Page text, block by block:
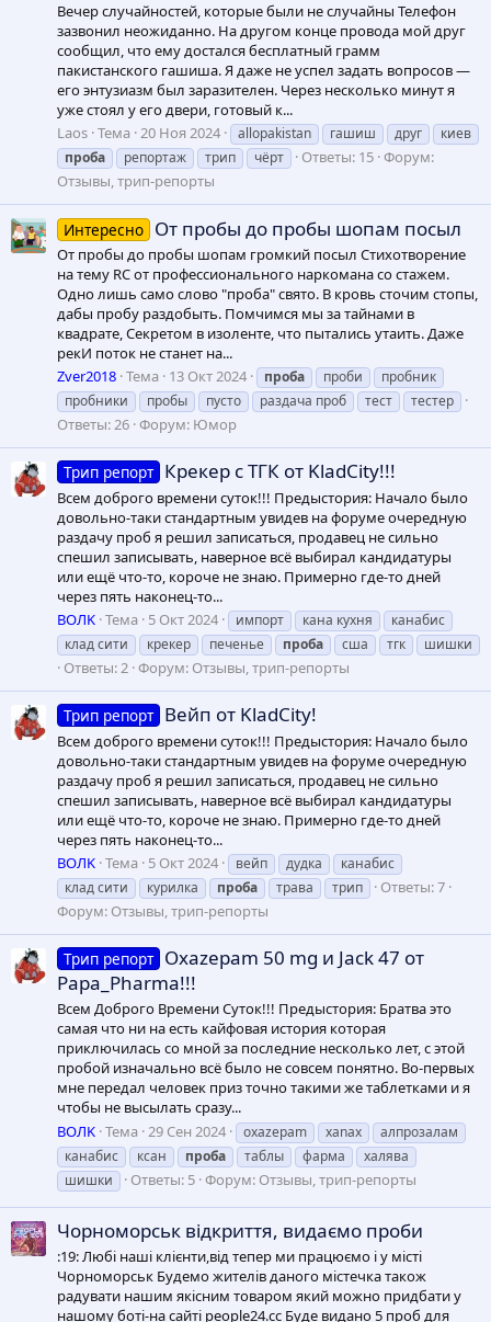
Вечер случайностей, которые были не случайны Телефон
зазвонил неожиданно. На другом конце провода мой друг
сообщил, что ему достался бесплатный грамм
пакистанского гашиша. Я даже не успел задать вопросов —
его энтузиазм был заразителен. Через несколько минут я
уже стоял у его двери, готовый к...
Laos Тема 20 Ноя 2024 allopakistan гашиш друг
киев
проба
репортаж трип чёрт Ответы: 15 Форум:
Отзывы, трип-репорты
Интересно От пробы до пробы шопам посыл
От пробы до пробы шопам громкий посыл Стихотворение
на тему RC от профессионального наркомана со стажем.
Одно лишь само слово "проба" свято. В кровь сточим стопы,
дабы пробу раздобыть. Помчимся мы за тайнами в
квадрате, Секретом в изоленте, что пытались утаить. Даже
рекИ поток не станет на...
Zver2018 Тема 13 Окт 2024 проба проби
пробник
пробники
пробы пусто раздача проб тест тестер
Ответы: 26 Форум: Юмор
Трип репорт Крекер с ТГК от KladCity!!!
Всем доброго времени суток!!! Предыстория: Начало было
довольно-таки стандартным увидев на форуме очередную
раздачу проб я решил записаться, продавец не сильно
спешил записывать, наверное всё выбирал кандидатуры
или ещё что-то, короче не знаю. Примерно где-то дней
через пять наконец-то...
ВОЛK Тема 5 Окт 2024 импорт кана кухня
канабис
клад сити
крекер печенье проба сша тгк шишки
Ответы: 2 Форум: Отзывы, трип-репорты
Трип репорт Вейп от KladCity!
Всем доброго времени суток!!! Предыстория: Начало было
довольно-таки стандартным увидев на форуме очередную
раздачу проб я решил записаться, продавец не сильно
спешил записывать, наверное всё выбирал кандидатуры
или ещё что-то, короче не знаю. Примерно где-то дней
через пять наконец-то...
ВОЛK Тема 5 Окт 2024 вейп дудка
канабис
клад сити
курилка проба трава трип
Ответы: 7
Форум: Отзывы, трип-репорты
Трип репорт Oxazepam 50 mg и Jack 47 от
Papa_Pharma!!!
Всем Доброго Времени Суток!!! Предыстория: Братва это
самая что ни на есть кайфовая история которая
приключилась со мной за последние несколько лет, с этой
пробой изначально всё было не совсем понятно. Во-первых
мне передал человек приз точно такими же таблетками и я
чтобы не высылать сразу...
ВОЛK Тема 29 Сен 2024 oxazepam xanax
алпрозалам
канабис
ксан проба таблы фарма
халява
шишки
Ответы: 5 Форум: Отзывы, трип-репорты
Чорноморськ відкриття, видаємо проби
:19: Любі наші клієнти,від тепер ми працюємо і у місті
Чорноморськ Будемо жителів даного містечка також
радувати нашим якісним товаром який можно придбати у
нашому боті-на сайті people24.cc Буде видано 5 проб для